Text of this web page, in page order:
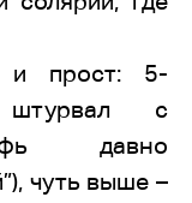
и прост: 5-
штурвал с
давно
чуть выше –